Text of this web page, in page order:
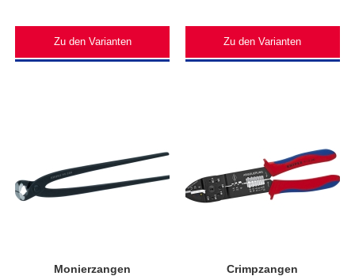
Zu den Varianten Zu den Varianten
Monierzangen Crimpzangen